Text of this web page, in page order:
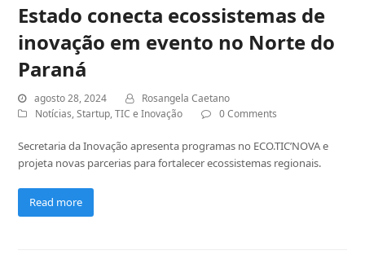
Estado conecta ecossistemas de
inovação em evento no Norte do
Paraná
agosto 28, 2024
Rosangela Caetano
Notícias,Startup,TIC e Inovação 0 Comments
Secretaria da Inovação apresenta programas no ECO.TIC’NOVA e
projeta novas parcerias para fortalecer ecossistemas regionais.
Read more